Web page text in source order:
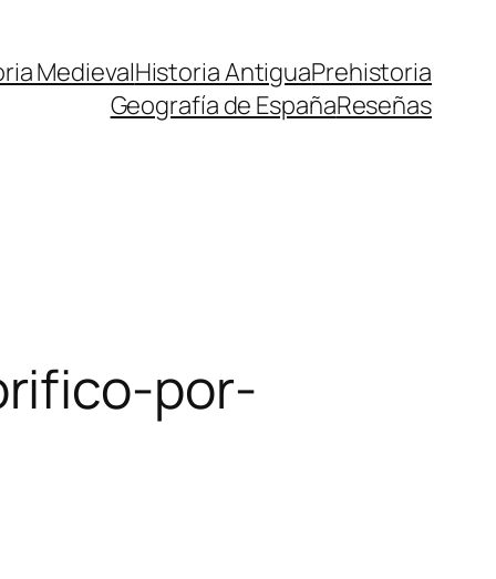
MedievalHistoria AntiguaPrehistoria
Geografía de EspañaReseñas
por-